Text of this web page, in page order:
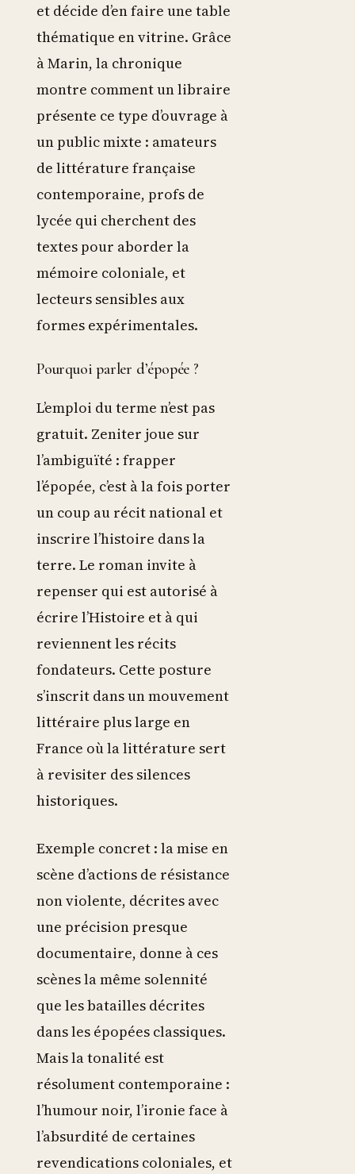
et décide d’en faire une table
thématique en vitrine. Grâce
à Marin, la chronique
montre comment un libraire
présente ce type d’ouvrage à
un public mixte : amateurs
de littérature française
contemporaine, profs de
lycée qui cherchent des
textes pour aborder la
mémoire coloniale, et
lecteurs sensibles aux
formes expérimentales.
Pourquoi parler d’épopée ?
L’emploi du terme n’est pas
gratuit. Zeniter joue sur
l’ambiguïté : frapper
l’épopée, c’est à la fois porter
un coup au récit national et
inscrire l’histoire dans la
terre. Le roman invite à
repenser qui est autorisé à
écrire l’Histoire et à qui
reviennent les récits
fondateurs. Cette posture
s’inscrit dans un mouvement
littéraire plus large en
France où la littérature sert
à revisiter des silences
historiques.
Exemple concret : la mise en
scène d’actions de résistance
non violente, décrites avec
une précision presque
documentaire, donne à ces
scènes la même solennité
que les batailles décrites
dans les épopées classiques.
Mais la tonalité est
résolument contemporaine :
l’humour noir, l’ironie face à
l’absurdité de certaines
revendications coloniales, et